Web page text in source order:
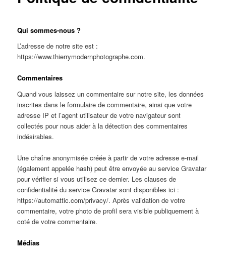
Qui sommes-nous ?
L’adresse de notre site est :
https://www.thierrymodernphotographe.com.
Commentaires
Quand vous laissez un commentaire sur notre site, les données
inscrites dans le formulaire de commentaire, ainsi que votre
adresse IP et l’agent utilisateur de votre navigateur sont
collectés pour nous aider à la détection des commentaires
indésirables.
Une chaîne anonymisée créée à partir de votre adresse e-mail
(également appelée hash) peut être envoyée au service Gravatar
pour vérifier si vous utilisez ce dernier. Les clauses de
confidentialité du service Gravatar sont disponibles ici :
https://automattic.com/privacy/. Après validation de votre
commentaire, votre photo de profil sera visible publiquement à
coté de votre commentaire.
Médias